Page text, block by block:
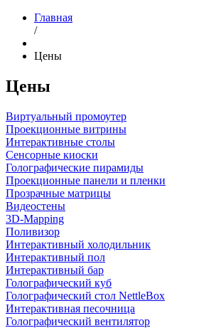
Главная
/
Цены
Цены
Виртуальный промоутер
Проекционные витрины
Интерактивные столы
Сенсорные киоски
Голографические пирамиды
Проекционные панели и пленки
Прозрачные матрицы
Видеостены
3D-Mapping
Поливизор
Интерактивный холодильник
Интерактивный пол
Интерактивный бар
Голографический куб
Голографический стол NettleBox
Интерактивная песочница
Голографический вентилятор